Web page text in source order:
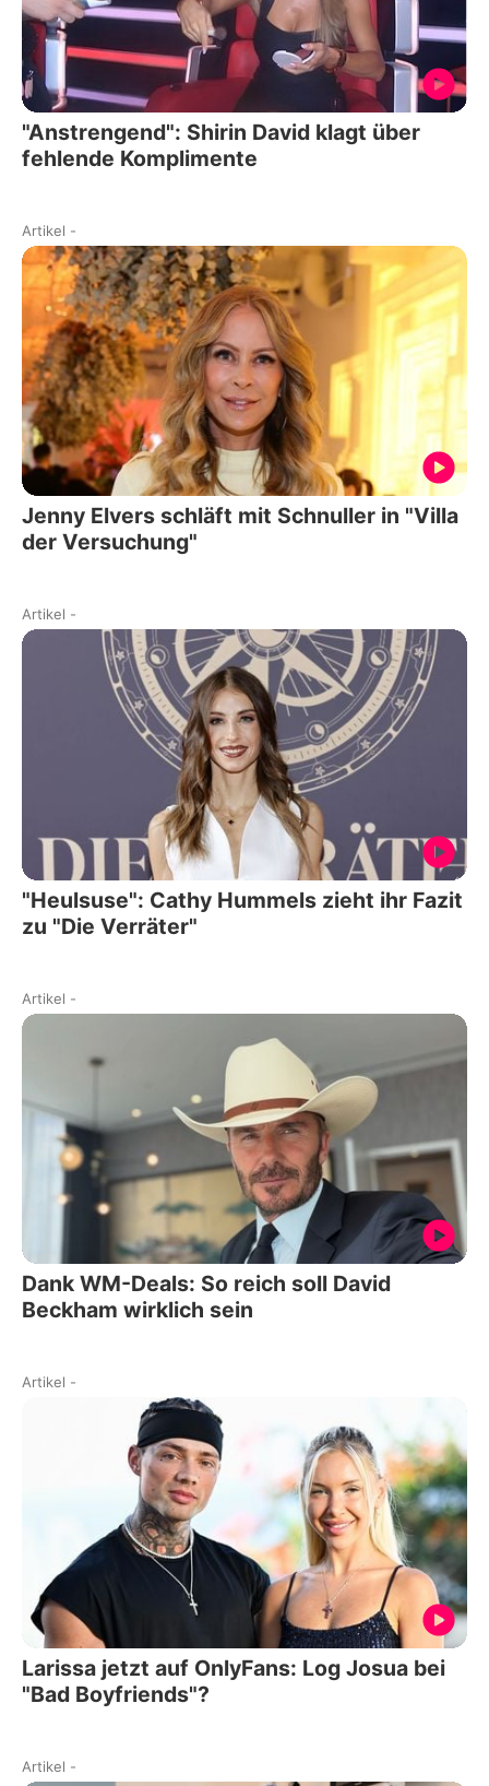
"Anstrengend": Shirin David klagt über
fehlende Komplimente
Artikel -
Jenny Elvers schläft mit Schnuller in "Villa
der Versuchung"
Artikel -
"Heulsuse": Cathy Hummels zieht ihr Fazit
zu "Die Verräter"
Artikel -
Dank WM-Deals: So reich soll David
Beckham wirklich sein
Artikel -
Larissa jetzt auf OnlyFans: Log Josua bei
"Bad Boyfriends"?
Artikel -